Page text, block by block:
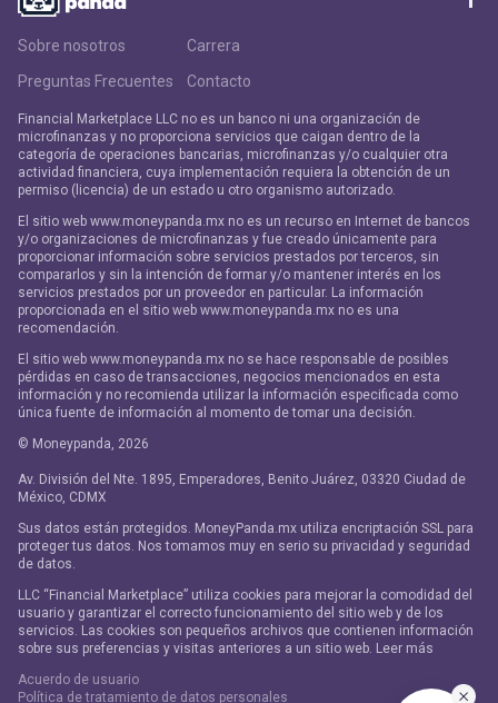
Sobre nosotros
Carrera
Preguntas Frecuentes
Contacto
Financial Marketplace LLC no es un banco ni una organización de
microfinanzas y no proporciona servicios que caigan dentro de la
categoría de operaciones bancarias, microfinanzas y/o cualquier otra
actividad financiera, cuya implementación requiera la obtención de un
permiso (licencia) de un estado u otro organismo autorizado.
El sitio web www.moneypanda.mx no es un recurso en Internet de bancos
y/o organizaciones de microfinanzas y fue creado únicamente para
proporcionar información sobre servicios prestados por terceros, sin
compararlos y sin la intención de formar y/o mantener interés en los
servicios prestados por un proveedor en particular. La información
proporcionada en el sitio web www.moneypanda.mx no es una
recomendación.
El sitio web www.moneypanda.mx no se hace responsable de posibles
pérdidas en caso de transacciones, negocios mencionados en esta
información y no recomienda utilizar la información especificada como
única fuente de información al momento de tomar una decisión.
© Moneypanda, 2026
Av. División del Nte. 1895, Emperadores, Benito Juárez, 03320 Ciudad de
México, CDMX
Sus datos están protegidos. MoneyPanda.mx utiliza encriptación SSL para
proteger tus datos. Nos tomamos muy en serio su privacidad y seguridad
de datos.
LLC “Financial Marketplace” utiliza cookies para mejorar la comodidad del
usuario y garantizar el correcto funcionamiento del sitio web y de los
servicios. Las cookies son pequeños archivos que contienen información
sobre sus preferencias y visitas anteriores a un sitio web. Leer más
Acuerdo de usuario
Política de tratamiento de datos personales